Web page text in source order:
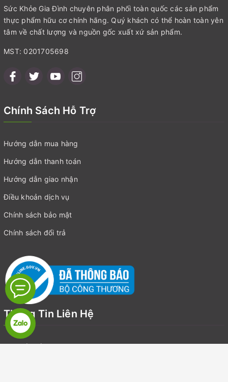
Sức Khỏe Gia Đình chuyên phân phối toàn quốc các sản phẩm
thực phẩm hữu cơ chính hãng. Quý khách có thể hoàn toàn yên
tâm về chất lượng và nguồn gốc xuất xứ sản phẩm.
MST: 0201705698
Chính Sách Hỗ Trợ
Hướng dẫn mua hàng
Hướng dẫn thanh toán
Hướng dẫn giao nhận
Điều khoản dịch vụ
Chính sách bảo mật
Chính sách đổi trả
Thông Tin Liên Hệ